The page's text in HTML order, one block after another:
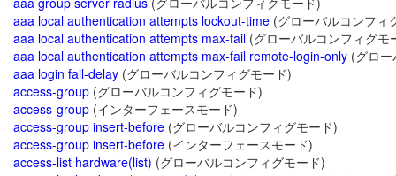
aaa local authentication attempts lockout-time (グローバルコンフィ
aaa local authentication attempts max-fail (グローバルコンフィグモ
aaa local authentication attempts max-fail remote-login-only (グロ
aaa login fail-delay (グローバルコンフィグモード)
access-group (グローバルコンフィグモード)
access-group (インターフェースモード)
access-group insert-before (グローバルコンフィグモード)
access-group insert-before (インターフェースモード)
access-list hardware(list) (グローバルコンフィグモード)